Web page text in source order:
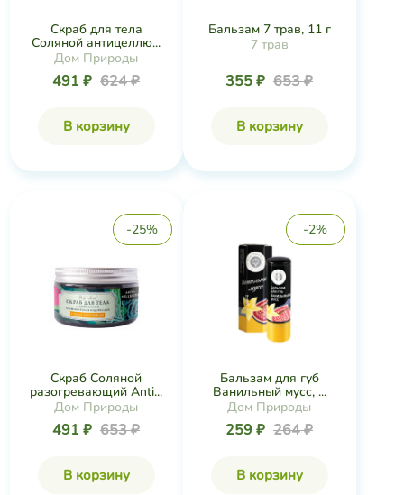
Скраб для тела
Соляной антицеллю...
Дом Природы
491 ₽ 624 ₽
В корзину
Бальзам 7 трав, 11 г
7 трав
355 ₽ 653 ₽
В корзину
-25%
Скраб Соляной
разогревающий Anti...
Дом Природы
491 ₽ 653 ₽
В корзину
-2%
Бальзам для губ
Ванильный мусс, ...
Дом Природы
259 ₽ 264 ₽
В корзину